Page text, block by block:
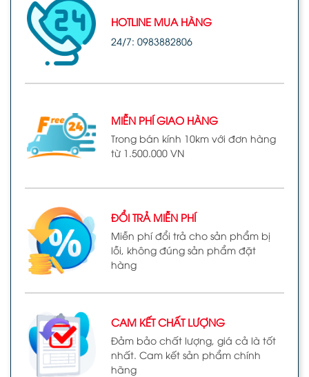
HOTLINE MUA HÀNG
24/7: 0983882806
MIỄN PHÍ GIAO HÀNG
Trong bán kính 10km với đơn hàng
từ 1.500.000 VN
ĐỔI TRẢ MIỄN PHÍ
Miễn phí đổi trả cho sản phẩm bị
lỗi, không đúng sản phẩm đặt
hàng
CAM KẾT CHẤT LƯỢNG
Đảm bảo chất lượng, giá cả là tốt
nhất. Cam kết sản phẩm chính
hãng